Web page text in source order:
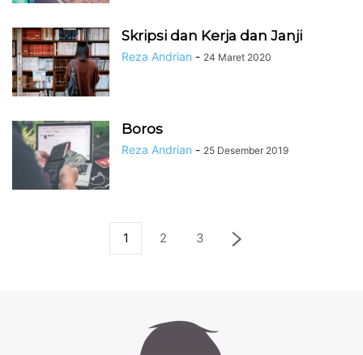
Skripsi dan Kerja dan Janji
Reza Andrian - 24 Maret 2020
Boros
Reza Andrian - 25 Desember 2019
1 2 3